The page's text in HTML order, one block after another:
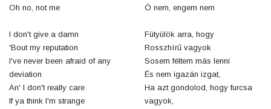
Oh no, not me
I don't give a damn
'Bout my reputation
I've never been afraid of any
deviation
An' I don't really care
If ya think I'm strange
Ó nem, engem nem
Fütyülök arra, hogy
Rosszhírű vagyok
Sosem féltem más lenni
És nem igazán izgat,
Ha azt gondolod, hogy furcsa
vagyok,